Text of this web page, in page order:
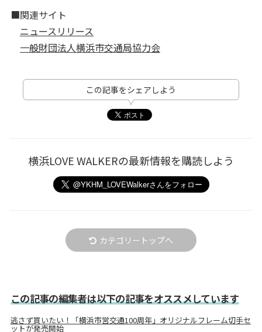
■関連サイト
ニュースリリース
一般財団法人横浜市交通局協力会
この記事をシェアしよう
横浜LOVE WALKERの最新情報を購読しよう
カテゴリートップへ
この記事の編集者は以下の記事をオススメしています
逃さず買いたい！「横浜市営交通100周年」オリジナルフレーム切手セ
ットが発売開始